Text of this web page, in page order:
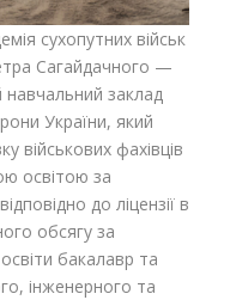
сухопутних військ
Сагайдачного —
навчальний заклад
України, який
військових фахівців
освітою за
до ліцензії в
обсягу за
бакалавр та
інженерного та